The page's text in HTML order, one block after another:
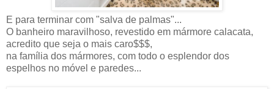
E para terminar com "salva de palmas"...
O banheiro maravilhoso, revestido em mármore calacata,
acredito que seja o mais caro$$$,
na família dos mármores, com todo o esplendor dos
espelhos no móvel e paredes...